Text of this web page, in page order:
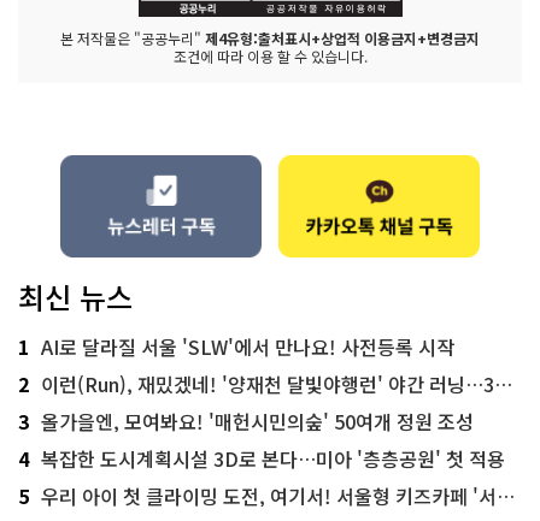
본 저작물은 "공공누리" 제4유형:출처표시+상업적 이용금지+변경금지
조건에 따라 이용 할 수 있습니다.
최신 뉴스
1 AI로 달라질 서울 'SLW'에서 만나요! 사전등록 시작
2 이런(Run), 재밌겠네! '양재천 달빛야행런' 야간 러닝…300명 모집
3 올가을엔, 모여봐요! '매헌시민의숲' 50여개 정원 조성
4 복잡한 도시계획시설 3D로 본다…미아 '층층공원' 첫 적용
5 우리 아이 첫 클라이밍 도전, 여기서! 서울형 키즈카페 '서울가족플라자점'